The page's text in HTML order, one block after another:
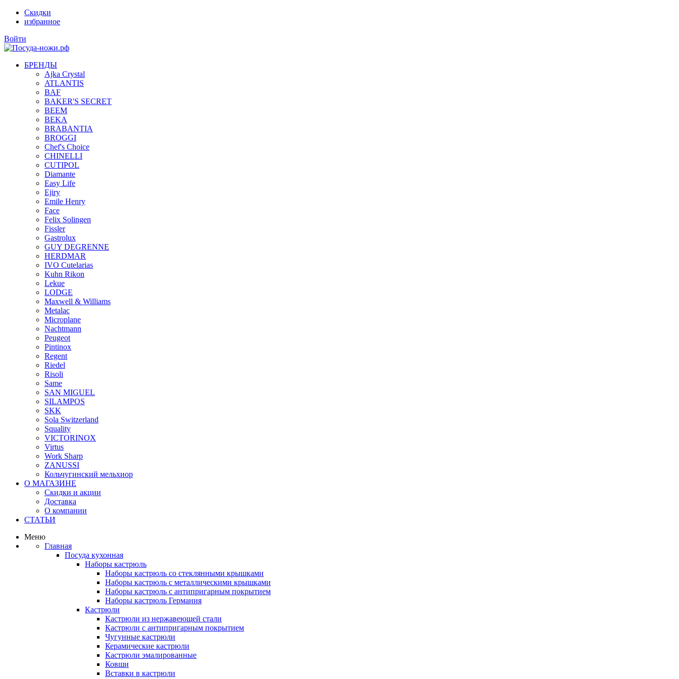
Скидки
избранное
Войти
БРЕНДЫ
Ajka Crystal
ATLANTIS
BAF
BAKER'S SECRET
BEEM
BEKA
BRABANTIA
BROGGI
Chef's Choice
CHINELLI
CUTIPOL
Diamante
Easy Life
Ejiry
Emile Henry
Face
Felix Solingen
Fissler
Gastrolux
GUY DEGRENNE
HERDMAR
IVO Cutelarias
Kuhn Rikon
Lekue
LODGE
Maxwell & Williams
Metalac
Microplane
Nachtmann
Peugeot
Pintinox
Regent
Riedel
Risoli
Same
SAN MIGUEL
SILAMPOS
SKK
Sola Switzerland
Squality
VICTORINOX
Virtus
Work Sharp
ZANUSSI
Кольчугинский мельхиор
О МАГАЗИНЕ
Скидки и акции
Доставка
О компании
СТАТЬИ
Меню
Главная
Посуда кухонная
Наборы кастрюль
Наборы кастрюль со стеклянными крышками
Наборы кастрюль с металлическими крышками
Наборы кастрюль с антипригарным покрытием
Наборы кастрюль Германия
Кастрюли
Кастрюли из нержавеющей стали
Кастрюли с антипригарным покрытием
Чугунные кастрюли
Керамические кастрюли
Кастрюли эмалированные
Ковши
Вставки в кастрюли